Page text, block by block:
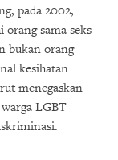
pada 2002,
orang sama seks
bukan orang
kesihatan
menegaskan
LGBT